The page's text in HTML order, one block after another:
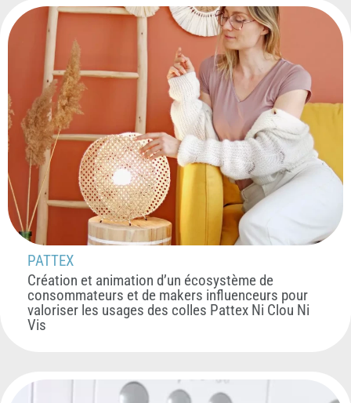
PATTEX
Création et animation d’un écosystème de
consommateurs et de makers influenceurs pour
valoriser les usages des colles Pattex Ni Clou Ni
Vis